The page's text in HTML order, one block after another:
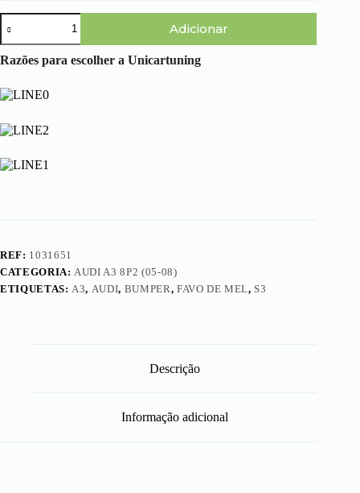
2
-
l
e
i
Quantidade
de
Audi
A3
(05-
08)
Pára-
Frente
S3
Adicionar
Razões para escolher a Unicartuning
REF: 1031651
CATEGORIA: AUDI A3 8P2 (05-08)
ETIQUETAS: A3, AUDI, BUMPER, FAVO DE MEL, S3
Descrição
Informação adicional